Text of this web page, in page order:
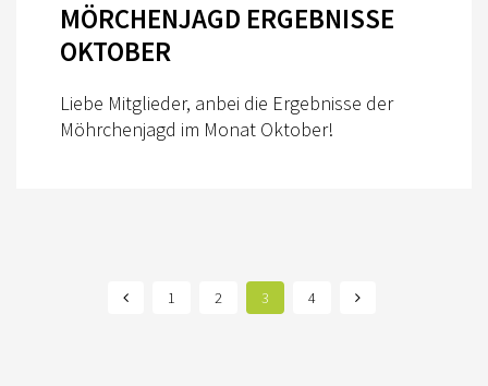
MÖRCHENJAGD ERGEBNISSE
OKTOBER
Liebe Mitglieder, anbei die Ergebnisse der
Möhrchenjagd im Monat Oktober!
1 2 3 4